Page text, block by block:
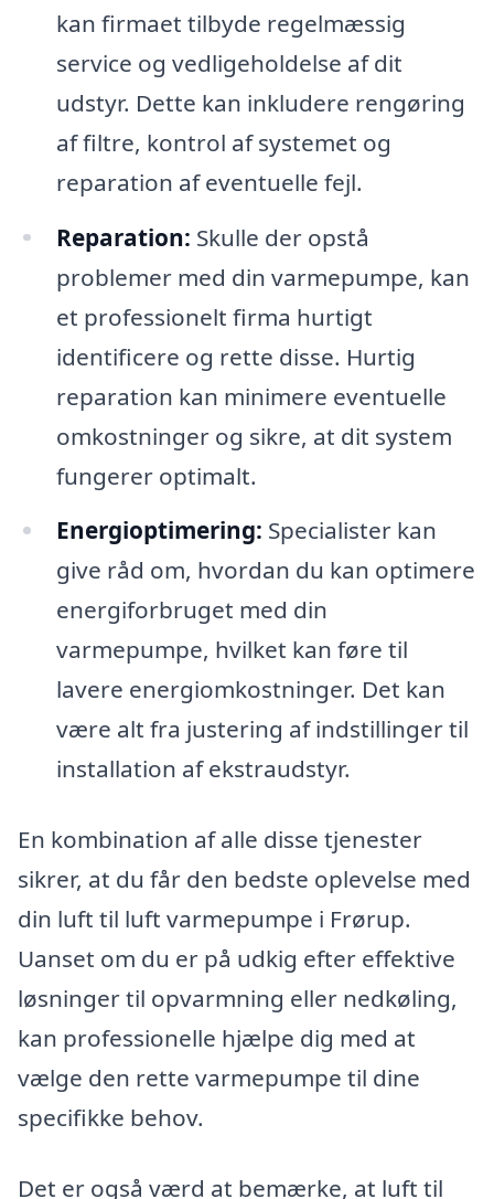
kan firmaet tilbyde regelmæssig
service og vedligeholdelse af dit
udstyr. Dette kan inkludere rengøring
af filtre, kontrol af systemet og
reparation af eventuelle fejl.
Reparation: Skulle der opstå
problemer med din varmepumpe, kan
et professionelt firma hurtigt
identificere og rette disse. Hurtig
reparation kan minimere eventuelle
omkostninger og sikre, at dit system
fungerer optimalt.
Energioptimering: Specialister kan
give råd om, hvordan du kan optimere
energiforbruget med din
varmepumpe, hvilket kan føre til
lavere energiomkostninger. Det kan
være alt fra justering af indstillinger til
installation af ekstraudstyr.
En kombination af alle disse tjenester
sikrer, at du får den bedste oplevelse med
din luft til luft varmepumpe i Frørup.
Uanset om du er på udkig efter effektive
løsninger til opvarmning eller nedkøling,
kan professionelle hjælpe dig med at
vælge den rette varmepumpe til dine
specifikke behov.
Det er også værd at bemærke, at luft til